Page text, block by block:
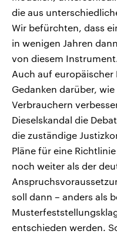
die aus
Wir befürchten, dass
in wenigen Jahren
von diesem
Auch auf europäischer
Gedanken darüber,
Verbrauchern
Dieselskandal die
die zuständige
Pläne für eine
noch weiter als der
soll dann – anders als
entschieden werden.